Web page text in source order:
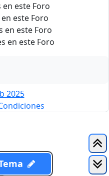
este Foro
este Foro
en este Foro
en este Foro
2025